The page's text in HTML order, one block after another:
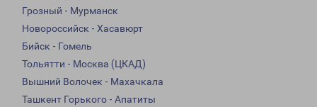
Грозный - Мурманск
Новороссийск - Хасавюрт
Бийск - Гомель
Тольятти - Москва (ЦКАД)
Вышний Волочек - Махачкала
Ташкент Горького - Апатиты